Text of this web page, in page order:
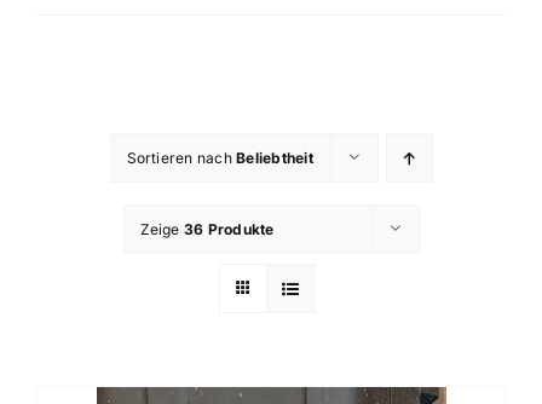
Sortieren nachBeliebtheit
Zeige 36 Produkte